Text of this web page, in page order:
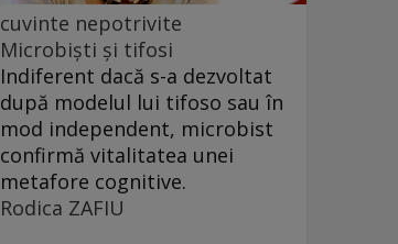
cuvinte nepotrivite
Microbiști și tifosi
Indiferent dacă s-a dezvoltat
după modelul lui tifoso sau în
mod independent, microbist
confirmă vitalitatea unei
metafore cognitive.
Rodica ZAFIU